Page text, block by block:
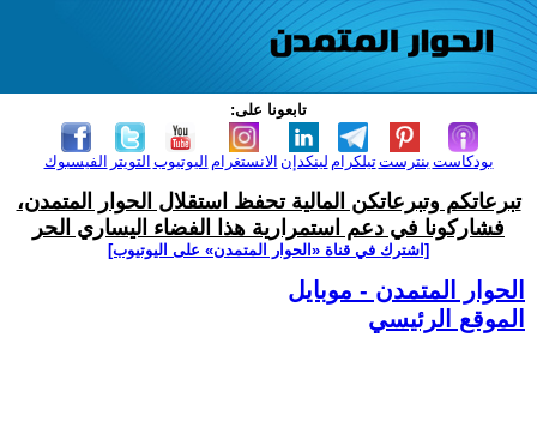
تابعونا على:
الفيسبوك التويتر اليوتيوب الانستغرام لينكدإن تيلكرامبنترست بودكاست
تبرعاتكم وتبرعاتكن المالية تحفظ استقلال الحوار المتمدن،
فشاركونا في دعم استمرارية هذا الفضاء اليساري الحر
[اشترك في قناة ‫«الحوار المتمدن» على اليوتيوب]
الحوار المتمدن - موبايل
الموقع الرئيسي